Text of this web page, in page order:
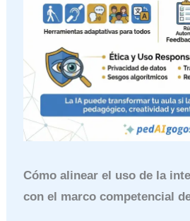
Cómo alinear el uso de la
con el marco competencial